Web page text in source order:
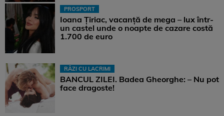
PROSPORT
Ioana Țiriac, vacanță de mega – lux într-
un castel unde o noapte de cazare costă
1.700 de euro
RÂZI CU LACRIMI
BANCUL ZILEI. Badea Gheorghe: – Nu pot
face dragoste!